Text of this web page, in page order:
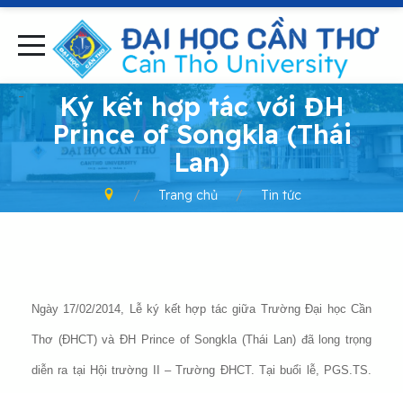
-
Ký kết hợp tác với ĐH
Prince of Songkla (Thái
Lan)
Trang chủ Tin tức
Ngày 17/02/2014, Lễ ký kết hợp tác giữa Trường Đại học Cần
Thơ (ĐHCT) và ĐH Prince of Songkla (Thái Lan) đã long trọng
diễn ra tại Hội trường II – Trường ĐHCT. Tại buổi lễ, PGS.TS.